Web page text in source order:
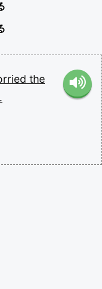
the